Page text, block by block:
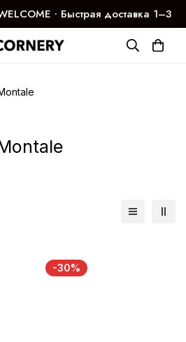
∙ Быстрая доставка 1–3
дня
-30%